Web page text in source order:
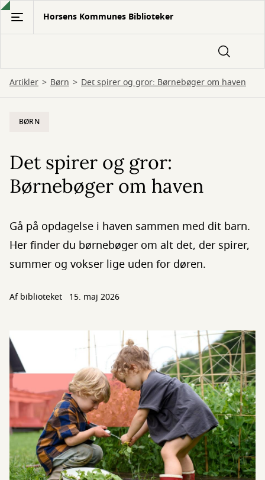
Gå
hovedindhold
Horsens Kommunes Biblioteker
Artikler Børn Det spirer og gror: Børnebøger om haven
BØRN
Det spirer og gror:
Børnebøger om haven
Gå på opdagelse i haven sammen med dit barn.
Her finder du børnebøger om alt det, der spirer,
summer og vokser lige uden for døren.
Af biblioteket 15. maj 2026